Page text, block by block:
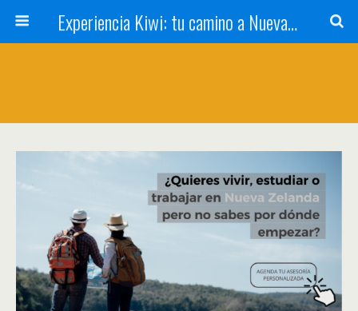
Experiencia Kiwi: tu camino a Nueva Zelanda